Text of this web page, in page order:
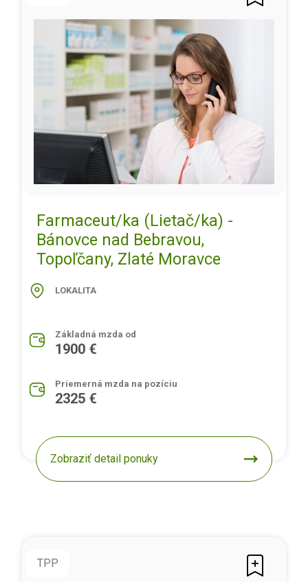
Farmaceut/ka (Lietač/ka) -
Bánovce nad Bebravou,
Topoľčany, Zlaté Moravce
LOKALITA
Základná mzda od
1900 €
Priemerná mzda na pozíciu
2325 €
Zobraziť detail ponuky
TPP